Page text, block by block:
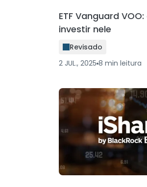
ETF Vanguard
investir nele
Revisado
2 JUL., 2025 8 min leitura